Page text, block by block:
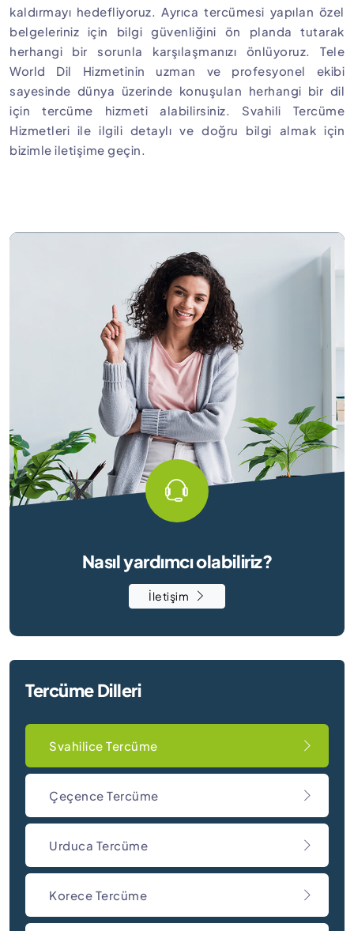
Nasıl yardımcı olabiliriz?
İletişim
Tercüme Dilleri
Svahilice Tercüme
Çeçence Tercüme
Urduca Tercüme
Korece Tercüme
kaldırmayı hedefliyoruz. Ayrıca tercümesi yapılan özel
belgeleriniz için bilgi güvenliğini ön planda tutarak
herhangi bir sorunla karşılaşmanızı önlüyoruz. Tele
World Dil Hizmetinin uzman ve profesyonel ekibi
sayesinde dünya üzerinde konuşulan herhangi bir dil
için tercüme hizmeti alabilirsiniz. Svahili Tercüme
Hizmetleri ile ilgili detaylı ve doğru bilgi almak için
bizimle iletişime geçin.